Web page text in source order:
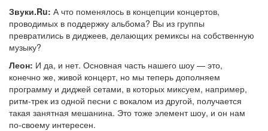
Звуки.Ru: А что поменялось в концепции концертов,
проводимых в поддержку альбома? Вы из группы
превратились в диджеев, делающих ремиксы на собственную
музыку?
Леон: И да, и нет. Основная часть нашего шоу — это,
конечно же, живой концерт, но мы теперь дополняем
программу и диджей сетами, в которых миксуем, например,
ритм-трек из одной песни с вокалом из другой, получается
такая занятная мешанина. Это тоже элемент шоу, и он нам
по-своему интересен.